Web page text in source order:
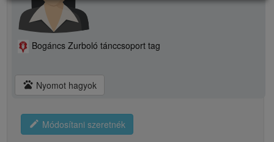
Bogáncs Zurboló tánccsoport tag
pets Nyomot hagyok
edit Módosítani szeretnék